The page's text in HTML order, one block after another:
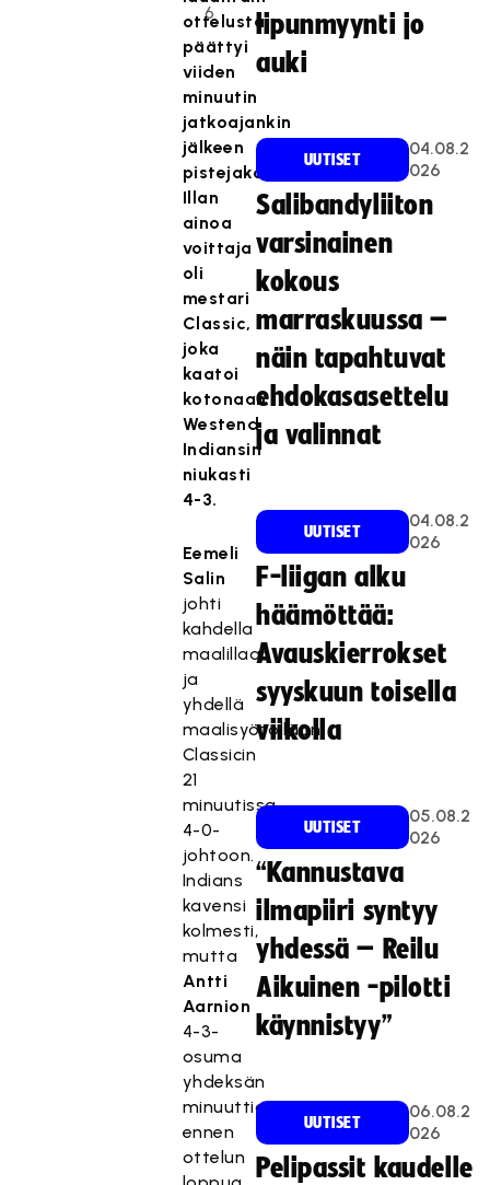
6
ottelusta
päättyi
viiden
minuutin
jatkoajankin
jälkeen
pistejakoon.
Illan
ainoa
voittaja
oli
mestari
Classic,
joka
kaatoi
kotonaan
Westend
Indiansin
niukasti
4-3.
Eemeli
Salin
johti
kahdella
maalillaan
ja
yhdellä
maalisyötöllään
Classicin
21
minuutissa
4-0-
johtoon.
Indians
kavensi
kolmesti,
mutta
Antti
Aarnion
4-3-
osuma
yhdeksän
minuuttia
ennen
ottelun
lipunmyynti jo
auki
UUTISET
04.08.2
026
Salibandyliiton
varsinainen
kokous
marraskuussa –
näin tapahtuvat
ehdokasasettelu
ja valinnat
UUTISET
04.08.2
026
F-liigan alku
häämöttää:
Avauskierrokset
syyskuun toisella
viikolla
UUTISET
05.08.2
026
“Kannustava
ilmapiiri syntyy
yhdessä – Reilu
Aikuinen -pilotti
käynnistyy”
UUTISET
06.08.2
026
Pelipassit kaudelle